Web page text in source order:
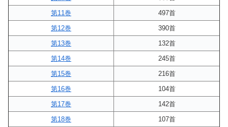
第11巻
497首
第12巻
390首
第13巻
132首
第14巻
245首
第15巻
216首
第16巻
104首
第17巻
142首
第18巻
107首